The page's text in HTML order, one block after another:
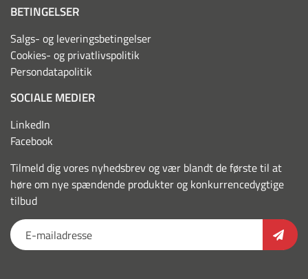
BETINGELSER
Salgs- og leveringsbetingelser
Cookies- og privatlivspolitik
Persondatapolitik
SOCIALE MEDIER
LinkedIn
Facebook
Tilmeld dig vores nyhedsbrev og vær blandt de første til at
høre om nye spændende produkter og konkurrencedygtige
tilbud